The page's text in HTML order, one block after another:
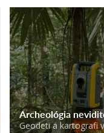
Archeológia
Geodeti a kartografi